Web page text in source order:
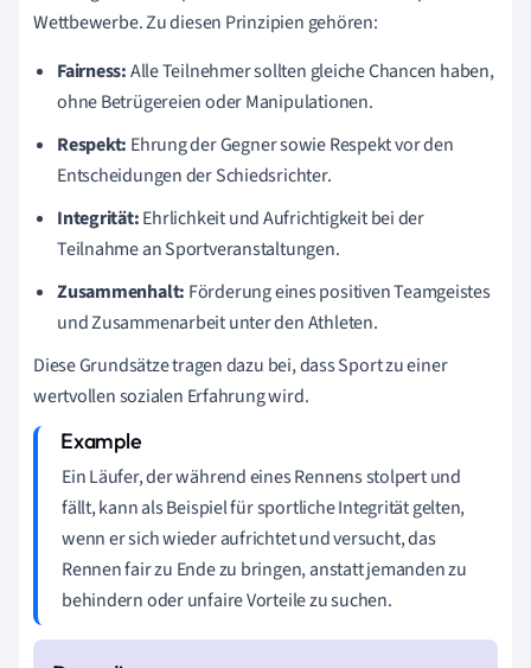
Wettbewerbe. Zu diesen Prinzipien gehören:
Fairness:Alle Teilnehmer sollten gleiche Chancen haben,
ohne Betrügereien oder Manipulationen.
Respekt: Ehrung der Gegner sowie Respekt vor den
Entscheidungen der Schiedsrichter.
Integrität:Ehrlichkeit und Aufrichtigkeit bei der
Teilnahme an Sportveranstaltungen.
Zusammenhalt: Förderung eines positiven Teamgeistes
und Zusammenarbeit unter den Athleten.
Diese Grundsätze tragen dazu bei, dass Sport zu einer
wertvollen sozialen Erfahrung wird.
Ein Läufer, der während eines Rennens stolpert und
fällt, kann als Beispiel für sportliche Integrität gelten,
wenn er sich wieder aufrichtet und versucht, das
Rennen fair zu Ende zu bringen, anstatt jemanden zu
behindern oder unfaire Vorteile zu suchen.